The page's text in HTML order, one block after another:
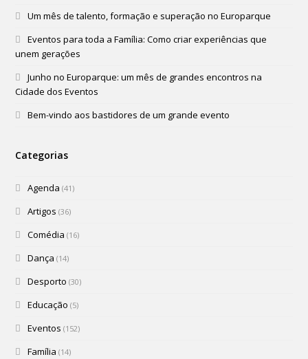
Um mês de talento, formação e superação no Europarque
Eventos para toda a Família: Como criar experiências que
unem gerações
Junho no Europarque: um mês de grandes encontros na
Cidade dos Eventos
Bem-vindo aos bastidores de um grande evento
Categorias
Agenda (41)
Artigos (36)
Comédia (16)
Dança (14)
Desporto (30)
Educação (5)
Eventos (152)
Família (14)